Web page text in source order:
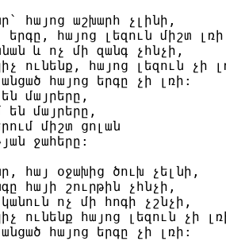
հայոց աշխարհ չլինի,
երգը, հայոց լեզուն միշտ
և ոչ մի զանգ չհնչի,
ունենք, հայոց լեզուն չի
հայոց երգը չի լռի:
հայ օջախից ծուխ չելնի,
հայի շուրթին չհնչի,
ոչ մի հոգի չշնչի,
ունենք հայոց լեզուն չի
հայոց երգը չի լռի: